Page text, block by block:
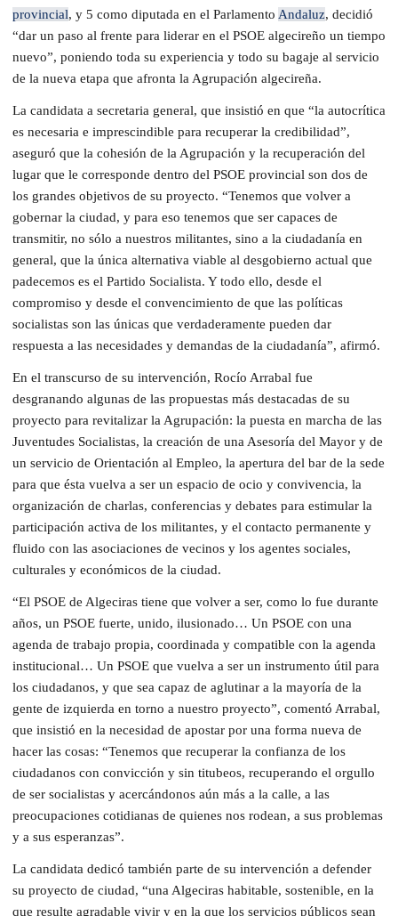
provincial, y 5 como diputada en el Parlamento Andaluz, decidió
“dar un paso al frente para liderar en el PSOE algecireño un tiempo
nuevo”, poniendo toda su experiencia y todo su bagaje al servicio
de la nueva etapa que afronta la Agrupación algecireña.
La candidata a secretaria general, que insistió en que “la autocrítica
es necesaria e imprescindible para recuperar la credibilidad”,
aseguró que la cohesión de la Agrupación y la recuperación del
lugar que le corresponde dentro del PSOE provincial son dos de
los grandes objetivos de su proyecto. “Tenemos que volver a
gobernar la ciudad, y para eso tenemos que ser capaces de
transmitir, no sólo a nuestros militantes, sino a la ciudadanía en
general, que la única alternativa viable al desgobierno actual que
padecemos es el Partido Socialista. Y todo ello, desde el
compromiso y desde el convencimiento de que las políticas
socialistas son las únicas que verdaderamente pueden dar
respuesta a las necesidades y demandas de la ciudadanía”, afirmó.
En el transcurso de su intervención, Rocío Arrabal fue
desgranando algunas de las propuestas más destacadas de su
proyecto para revitalizar la Agrupación: la puesta en marcha de las
Juventudes Socialistas, la creación de una Asesoría del Mayor y de
un servicio de Orientación al Empleo, la apertura del bar de la sede
para que ésta vuelva a ser un espacio de ocio y convivencia, la
organización de charlas, conferencias y debates para estimular la
participación activa de los militantes, y el contacto permanente y
fluido con las asociaciones de vecinos y los agentes sociales,
culturales y económicos de la ciudad.
“El PSOE de Algeciras tiene que volver a ser, como lo fue durante
años, un PSOE fuerte, unido, ilusionado… Un PSOE con una
agenda de trabajo propia, coordinada y compatible con la agenda
institucional… Un PSOE que vuelva a ser un instrumento útil para
los ciudadanos, y que sea capaz de aglutinar a la mayoría de la
gente de izquierda en torno a nuestro proyecto”, comentó Arrabal,
que insistió en la necesidad de apostar por una forma nueva de
hacer las cosas: “Tenemos que recuperar la confianza de los
ciudadanos con convicción y sin titubeos, recuperando el orgullo
de ser socialistas y acercándonos aún más a la calle, a las
preocupaciones cotidianas de quienes nos rodean, a sus problemas
y a sus esperanzas”.
La candidata dedicó también parte de su intervención a defender
su proyecto de ciudad, “una Algeciras habitable, sostenible, en la
que resulte agradable vivir y en la que los servicios públicos sean